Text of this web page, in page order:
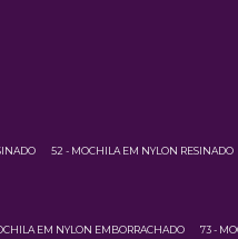
52 - MOCHILA EM NYLON RESINADO
EM NYLON EMBORRACHADO 73 -